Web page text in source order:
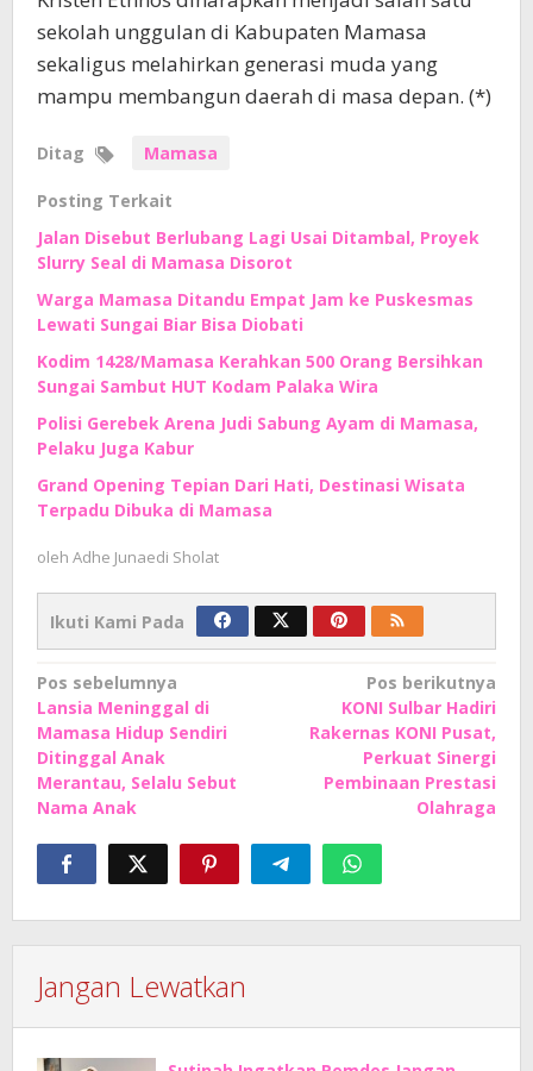
sekolah unggulan di Kabupaten Mamasa
sekaligus melahirkan generasi muda yang
mampu membangun daerah di masa depan. (*)
Ditag Mamasa
Posting Terkait
Jalan Disebut Berlubang Lagi Usai Ditambal, Proyek
Slurry Seal di Mamasa Disorot
Warga Mamasa Ditandu Empat Jam ke Puskesmas
Lewati Sungai Biar Bisa Diobati
Kodim 1428/Mamasa Kerahkan 500 Orang Bersihkan
Sungai Sambut HUT Kodam Palaka Wira
Polisi Gerebek Arena Judi Sabung Ayam di Mamasa,
Pelaku Juga Kabur
Grand Opening Tepian Dari Hati, Destinasi Wisata
Terpadu Dibuka di Mamasa
oleh Adhe Junaedi Sholat
Ikuti Kami Pada
Navigasi
pos
Pos sebelumnya
Lansia Meninggal di
Mamasa Hidup Sendiri
Ditinggal Anak
Merantau, Selalu Sebut
Nama Anak
Pos berikutnya
KONI Sulbar Hadiri
Rakernas KONI Pusat,
Perkuat Sinergi
Pembinaan Prestasi
Olahraga
Jangan Lewatkan